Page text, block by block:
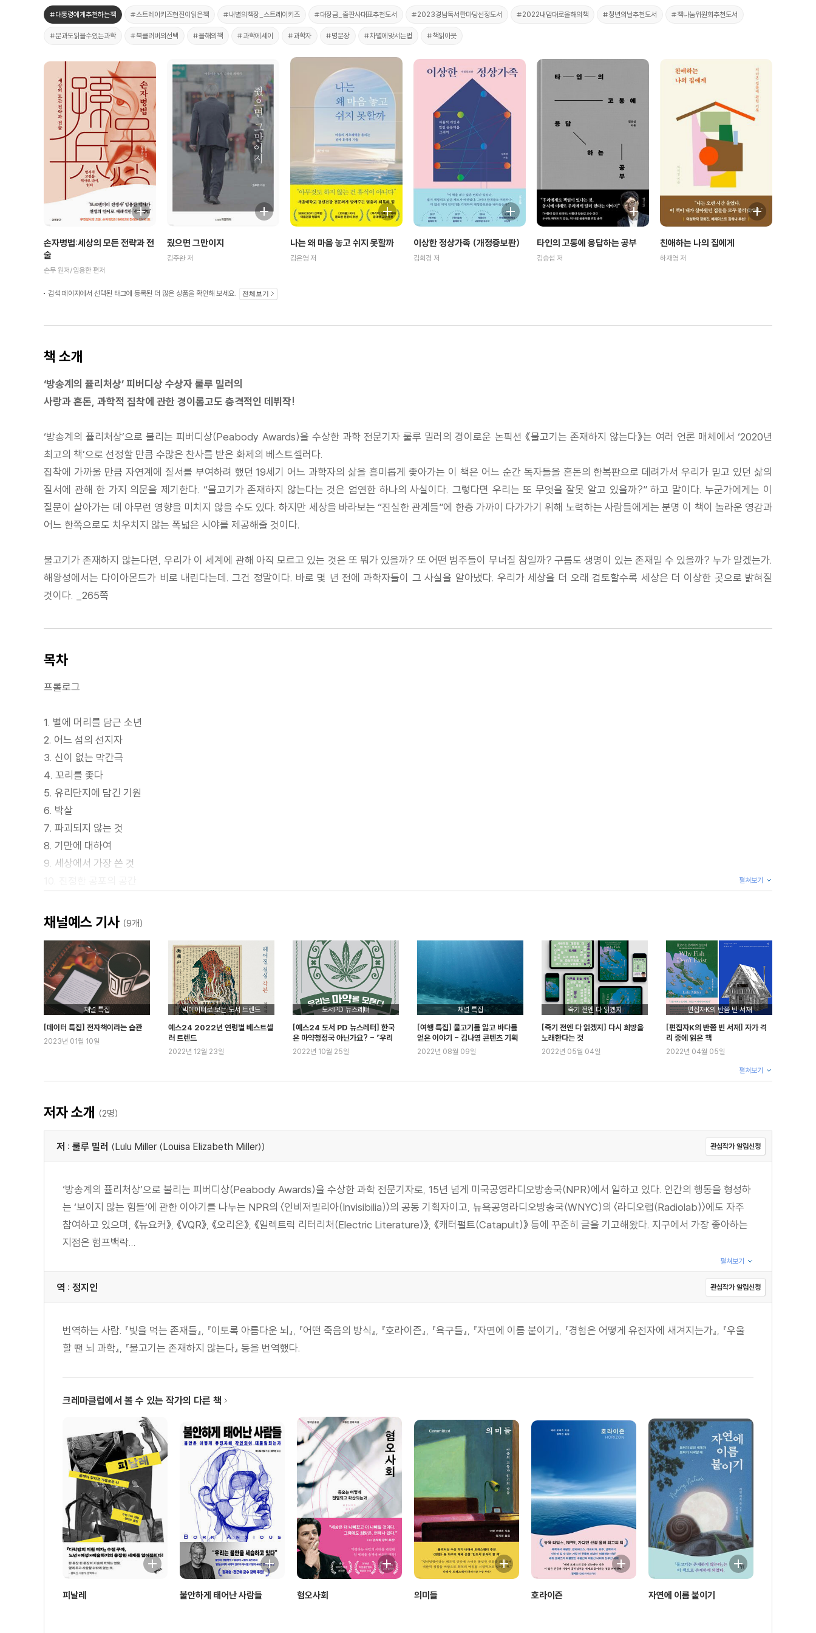
#대통령에게추천하는책 #스트레이키즈현진이읽은책 #내별의책장_스트레이키즈 #대장금_출판사대표추천도서 #2023경남독서한마당선정도서 #2022내맘대로올해의책 #청년의날추천도서 #책나눔위원회추천도서
#문과도읽을수있는과학 #북클러버의선택 #올해의책 #과학에세이 #과학자 #명문장 #차별에맞서는법 #책읽아웃
손자병법:세상의 모든 전략과 전
술
손무 원저/임용한 편저
줬으면 그만이지
김주완 저
나는 왜 마음 놓고 쉬지 못할까
김은영 저
이상한 정상가족 (개정증보판)
김희경 저
타인의 고통에 응답하는 공부
김승섭 저
친애하는 나의 집에게
하재영 저
검색 페이지에서 선택된 태그에 등록된 더 많은 상품을 확인해 보세요. 전체보기
책 소개
‘방송계의 퓰리처상’ 피버디상 수상자 룰루 밀러의
사랑과 혼돈, 과학적 집착에 관한 경이롭고도 충격적인 데뷔작!
‘방송계의 퓰리처상’으로 불리는 피버디상(Peabody Awards)을 수상한 과학 전문기자 룰루 밀러의 경이로운 논픽션 《물고기는 존재하지 않는다》는 여러 언론 매체에서 ‘2020년
최고의 책’으로 선정할 만큼 수많은 찬사를 받은 화제의 베스트셀러다.
집착에 가까울 만큼 자연계에 질서를 부여하려 했던 19세기 어느 과학자의 삶을 흥미롭게 좇아가는 이 책은 어느 순간 독자들을 혼돈의 한복판으로 데려가서 우리가 믿고 있던 삶의
질서에 관해 한 가지 의문을 제기한다. “물고기가 존재하지 않는다는 것은 엄연한 하나의 사실이다. 그렇다면 우리는 또 무엇을 잘못 알고 있을까?” 하고 말이다. 누군가에게는 이
질문이 살아가는 데 아무런 영향을 미치지 않을 수도 있다. 하지만 세상을 바라보는 “진실한 관계들”에 한층 가까이 다가가기 위해 노력하는 사람들에게는 분명 이 책이 놀라운 영감과
어느 한쪽으로도 치우치지 않는 폭넓은 시야를 제공해줄 것이다.
물고기가 존재하지 않는다면, 우리가 이 세계에 관해 아직 모르고 있는 것은 또 뭐가 있을까? 또 어떤 범주들이 무너질 참일까? 구름도 생명이 있는 존재일 수 있을까? 누가 알겠는가.
해왕성에서는 다이아몬드가 비로 내린다는데. 그건 정말이다. 바로 몇 년 전에 과학자들이 그 사실을 알아냈다. 우리가 세상을 더 오래 검토할수록 세상은 더 이상한 곳으로 밝혀질
것이다. _265쪽
목차
프롤로그
1. 별에 머리를 담근 소년
2. 어느 섬의 선지자
3. 신이 없는 막간극
4. 꼬리를 좇다
5. 유리단지에 담긴 기원
6. 박살
7. 파괴되지 않는 것
8. 기만에 대하여
9. 세상에서 가장 쓴 것
12. 민들레
에필로그
삽화에 관한 몇 마디
변화에 관한 몇 마디
감사의 말
주석
펼쳐보기
채널예스 기사 (9개)
채널 특집
[데이터 특집] 전자책이라는 습관
2023년 01월 10일
빅데이터로 보는 도서 트렌드
예스24 2022년 연령별 베스트셀
러 트렌드
2022년 12월 23일
도서PD 뉴스레터
[예스24 도서 PD 뉴스레터] 한국
은 마약청정국 아닌가요? - 『우리
는 마약을 모른다』 외
2022년 10월 25일
채널 특집
[여행 특집] 물고기를 잃고 바다를
얻은 이야기 - 김나영 콘텐츠 기획
자
2022년 08월 09일
죽기 전엔 다 읽겠지
[죽기 전엔 다 읽겠지] 다시 희망을
노래한다는 것
2022년 05월 04일
편집자K의 반쯤 빈 서재
[편집자K의 반쯤 빈 서재] 자가 격
리 중에 읽은 책
2022년 04월 05일
펼쳐보기
저자 소개 (2명)
저 : 룰루 밀러 (Lulu Miller (Louisa Elizabeth Miller)) 관심작가 알림신청
‘방송계의 퓰리처상’으로 불리는 피버디상(Peabody Awards)을 수상한 과학 전문기자로, 15년 넘게 미국공영라디오방송국(NPR)에서 일하고 있다. 인간의 행동을 형성하
는 ‘보이지 않는 힘들’에 관한 이야기를 나누는 NPR의 〈인비저빌리아(Invisibilia)〉의 공동 기획자이고, 뉴욕공영라디오방송국(WNYC)의 〈라디오랩(Radiolab)〉에도 자주
참여하고 있으며, 《뉴요커》, 《VQR》, 《오리온》, 《일렉트릭 리터리처(Electric Literature)》, 《캐터펄트(Catapult)》 등에 꾸준히 글을 기고해왔다. 지구에서 가장 좋아하는
지점은 험프백락...
펼쳐보기
역 : 정지인 관심작가 알림신청
번역하는 사람. 『빛을 먹는 존재들』, 『이토록 아름다운 뇌』, 『어떤 죽음의 방식』, 『호라이즌』, 『욕구들』, 『자연에 이름 붙이기』, 『경험은 어떻게 유전자에 새겨지는가』, 『우울
할 땐 뇌 과학』, 『물고기는 존재하지 않는다』 등을 번역했다.
크레마클럽에서 볼 수 있는 작가의 다른 책
피날레 불안하게 태어난 사람들 혐오사회 의미들 호라이즌 자연에 이름 붙이기